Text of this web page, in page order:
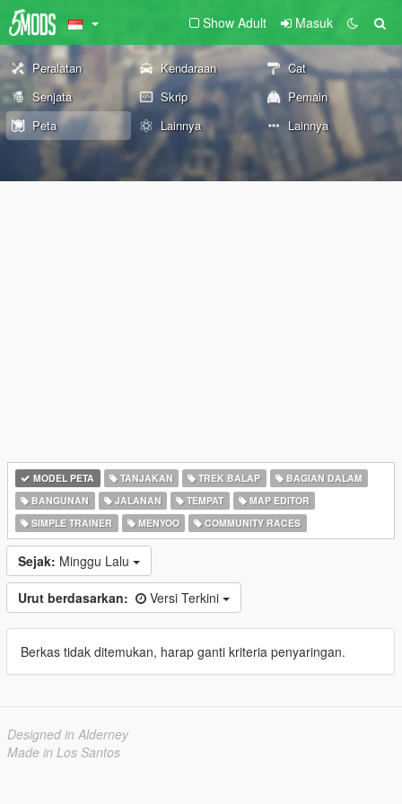
Show Adult Masuk
Peralatan Kendaraan
Cat
Senjata
Skrip
Pemain
Peta
Lainnya Lainnya
MODEL PETA TANJAKAN TREK BALAP
BAGIAN DALAM
BANGUNAN
JALANAN TEMPAT
MAP EDITOR
SIMPLE TRAINER
MENYOO COMMUNITY RACES
Sejak: Minggu Lalu
Urut berdasarkan: Versi Terkini
Berkas tidak ditemukan, harap ganti kriteria penyaringan.
Designed in Alderney
Made in Los Santos